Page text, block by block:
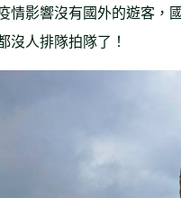
情影響沒有國外的遊客，
沒人排隊拍隊了！